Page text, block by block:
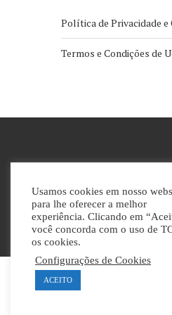
Política de Privacidade e
Termos e Condições de
Usamos cookies em nosso
para lhe oferecer a melhor
experiência. Clicando em
você concorda com o uso de
os cookies.
Configurações de Cookies
ACEITO